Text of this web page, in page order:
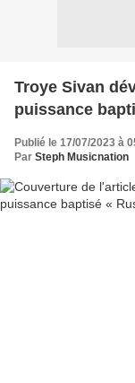
Troye Sivan
puissance
Publié le 17/07/2023 à
Par Steph Musicnation